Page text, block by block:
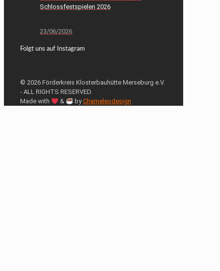
Schlossfestspielen 2026
23/06/2026
Folgt uns auf Instagram
© 2026 Förderkreis Klosterbauhütte Merseburg e.V.
- ALL RIGHTS RESERVED.
Made with
& byChameleodesign